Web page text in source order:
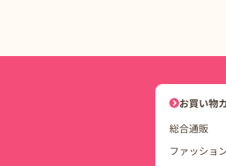
DDuetコイ
お買い物
総合通販
ファッショ